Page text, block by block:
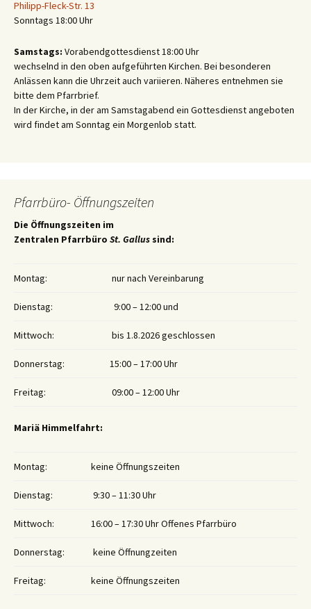
Philipp-Fleck-Str. 13
Sonntags 18:00 Uhr
Samstags: Vorabendgottesdienst 18:00 Uhr
wechselnd in den oben aufgeführten Kirchen. Bei besonderen
Anlässen kann die Uhrzeit auch variieren. Näheres entnehmen sie
bitte dem Pfarrbrief.
In der Kirche, in der am Samstagabend ein Gottesdienst angeboten
wird findet am Sonntag ein Morgenlob statt.
Pfarrbüro- Öffnungszeiten
Die Öffnungszeiten im
Zentralen Pfarrbüro St. Gallus sind:
Montag: nur nach Vereinbarung
Dienstag: 9:00 – 12:00 und
Mittwoch: bis 1.8.2026 geschlossen
Donnerstag: 15:00 – 17:00 Uhr
Freitag: 09:00 – 12:00 Uhr
Mariä Himmelfahrt:
Montag: keine Öffnungszeiten
Dienstag: 9:30 – 11:30 Uhr
Mittwoch: 16:00 – 17:30 Uhr Offenes Pfarrbüro
Donnerstag: keine Öffnungzeiten
Freitag: keine Öffnungszeiten